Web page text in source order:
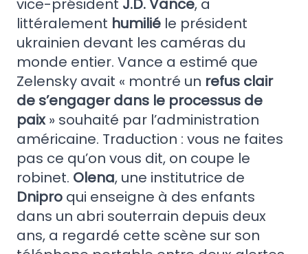
vice-président J.D. Vance, a
littéralement humilié le président
ukrainien devant les caméras du
monde entier. Vance a estimé que
Zelensky avait « montré un refus clair
de s’engager dans le processus de
paix» souhaité par l’administration
américaine. Traduction : vous ne faites
pas ce qu’on vous dit, on coupe le
robinet. Olena, une institutrice de
Dnipro qui enseigne à des enfants
dans un abri souterrain depuis deux
ans, a regardé cette scène sur son